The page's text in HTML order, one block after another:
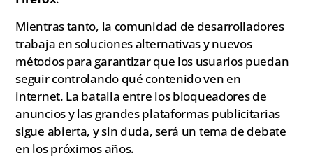
Mientras tanto, la comunidad de desarrolladores
trabaja en soluciones alternativas y nuevos
métodos para garantizar que los usuarios puedan
seguir controlando qué contenido ven en
internet. La batalla entre los bloqueadores de
anuncios y las grandes plataformas publicitarias
sigue abierta, y sin duda, será un tema de debate
en los próximos años.